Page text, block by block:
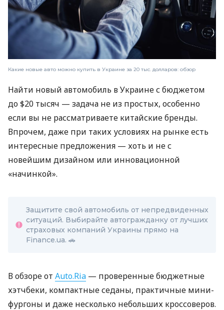
Какие новые авто можно купить в Украине за 20 тыс. долларов: обзор
Найти новый автомобиль в Украине с бюджетом
до $20 тысяч — задача не из простых, особенно
если вы не рассматриваете китайские бренды.
Впрочем, даже при таких условиях на рынке есть
интересные предложения — хоть и не с
новейшим дизайном или инновационной
«начинкой».
Защитите свой автомобиль от непредвиденных
ситуаций. Выбирайте автогражданку от лучших
страховых компаний Украины прямо на
Finance.ua. 🚗
В обзоре от Auto.Ria — проверенные бюджетные
хэтчбеки, компактные седаны, практичные мини-
фургоны и даже несколько небольших кроссоверов.